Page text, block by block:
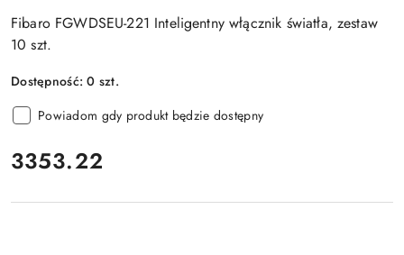
Fibaro FGWDSEU-221 Inteligentny włącznik światła, zestaw
10 szt.
Dostępność:0 szt.
Powiadom gdy produkt będzie dostępny
cena:
3353.22